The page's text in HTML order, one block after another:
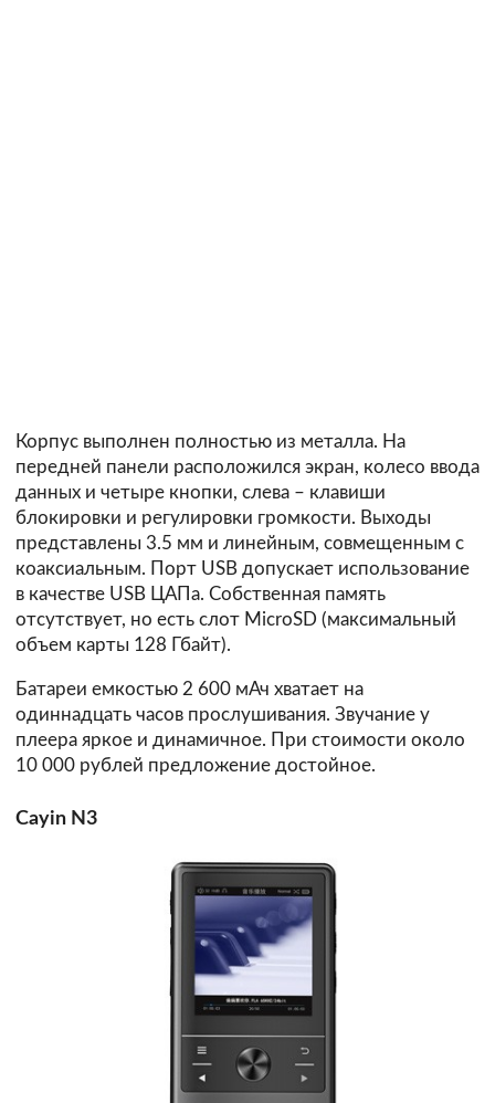
Корпус выполнен полностью из металла. На
передней панели расположился экран, колесо ввода
данных и четыре кнопки, слева – клавиши
блокировки и регулировки громкости. Выходы
представлены 3.5 мм и линейным, совмещенным с
коаксиальным. Порт USB допускает использование
в качестве USB ЦАПа. Собственная память
отсутствует, но есть слот MicroSD (максимальный
объем карты 128 Гбайт).
Батареи емкостью 2 600 мАч хватает на
одиннадцать часов прослушивания. Звучание у
плеера яркое и динамичное. При стоимости около
10 000 рублей предложение достойное.
Cayin N3